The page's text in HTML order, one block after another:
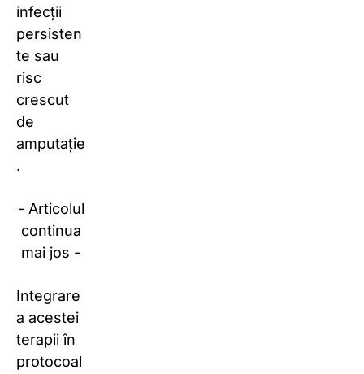
infecții
persisten
te sau
risc
crescut
de
amputație
.
- Articolul
continua
mai jos -
Integrare
a acestei
terapii în
protocoal